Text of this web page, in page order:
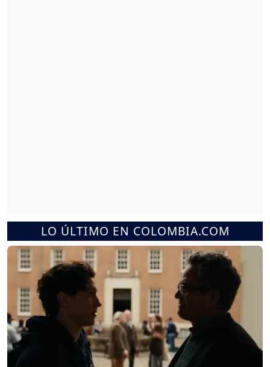
LO ÚLTIMO EN COLOMBIA.COM